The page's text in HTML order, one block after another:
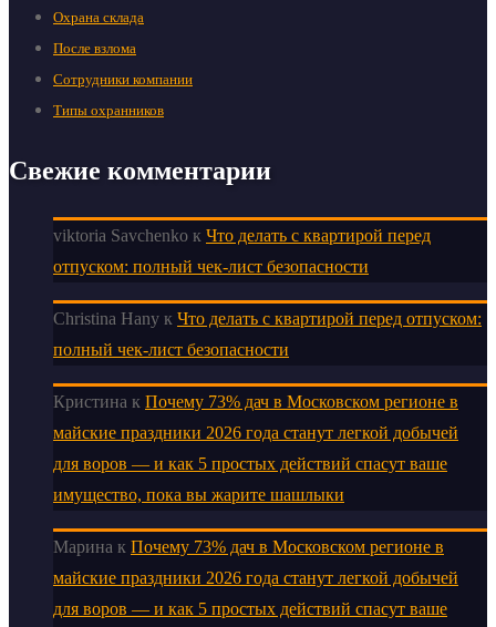
Охрана склада
После взлома
Сотрудники компании
Типы охранников
Свежие комментарии
viktoria Savchenko к Что делать с квартирой перед
отпуском: полный чек-лист безопасности
Christina Hany к Что делать с квартирой перед отпуском:
полный чек-лист безопасности
Кристина к Почему 73% дач в Московском регионе в
майские праздники 2026 года станут легкой добычей
для воров — и как 5 простых действий спасут ваше
имущество, пока вы жарите шашлыки
Марина к Почему 73% дач в Московском регионе в
майские праздники 2026 года станут легкой добычей
для воров — и как 5 простых действий спасут ваше